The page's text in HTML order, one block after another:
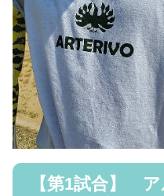
【第1試合】